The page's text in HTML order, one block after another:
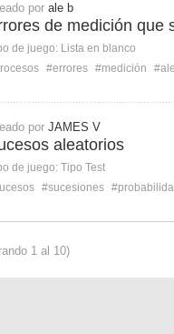
por ale b
de medición que
de juego: Lista en blanco
#errores #medición
por JAMES V
aleatorios
de juego: Tipo Test
#sucesiones
1 al 10)